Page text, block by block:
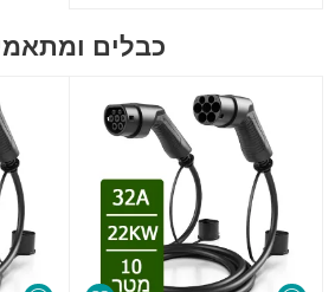
כבלים